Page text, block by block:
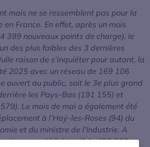
mais ne se ressemblent pas pour la
en France. En effet, après un mois
399 nouveaux points de charge), le
des plus faibles des 3 dernières
raison de s’inquiéter pour autant, la
2025 avec un réseau de 169 106
ouvert au public, soit le 3e plus grand
les Pays-Bas (191 155) et
Le mois de mai a également été
à l’Haÿ-les-Roses (94) du
et du ministre de l’Industrie. A
renouvelé l’objectif de 400 000